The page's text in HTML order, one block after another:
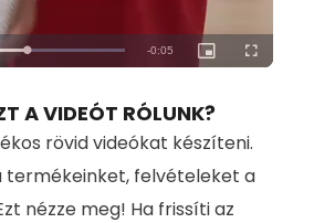
Loaded:
100.00%
A VIDEÓT RÓLUNK?
rövid videókat készíteni.
termékeinket, felvételeket a
nézze meg! Ha frissíti az